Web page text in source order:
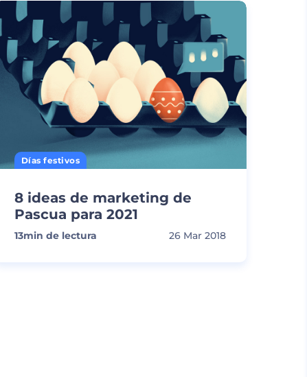
Días festivos
8 ideas de marketing de
Pascua para 2021
13min de lectura 26 Mar 2018